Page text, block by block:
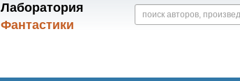
Лаборатория
Фантастики